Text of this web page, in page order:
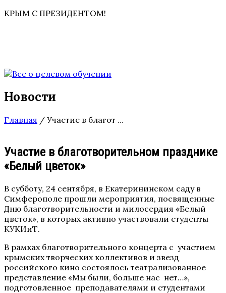
КРЫМ С ПРЕЗИДЕНТОМ!
Новости
Главная / Участие в благот ...
Участие в благотворительном празднике
«Белый цветок»
В субботу, 24 сентября, в Екатерининском саду в
Симферополе прошли мероприятия, посвященные
Дню благотворительности и милосердия «Белый
цветок», в которых активно участвовали студенты
КУКИиТ.
В рамках благотворительного концерта с участием
крымских творческих коллективов и звезд
российского кино состоялось театрализованное
представление «Мы были, больше нас нет…»,
подготовленное преподавателями и студентами